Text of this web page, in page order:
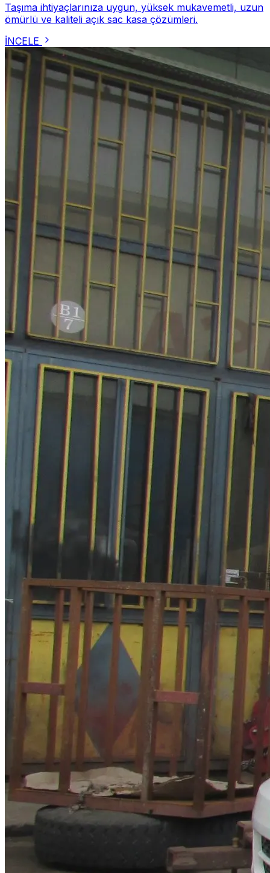
Taşıma ihtiyaçlarınıza uygun, yüksek mukavemetli, uzun
ömürlü ve kaliteli açık sac kasa çözümleri.
İNCELE